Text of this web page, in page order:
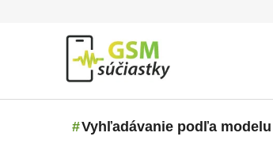
Vyhľadávanie podľa modelu